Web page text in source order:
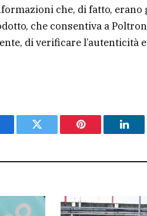
che, di fatto, erano
che consentiva a
di verificare l’autenticità
Twitter Pinterest